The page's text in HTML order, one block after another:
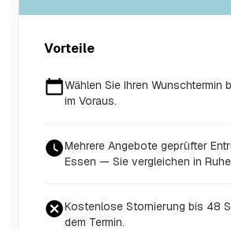
Vorteile
Wählen Sie Ihren Wunschtermin
im Voraus.
Mehrere Angebote geprüfter
Essen — Sie vergleichen in
Kostenlose Stornierung bis 48
dem Termin.